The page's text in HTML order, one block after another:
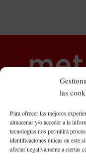
las
Para ofrecer las mejores
almacenar y/o acceder a la
tecnologías nos permitirá
identificaciones únicas en este
afectar negativamente a ciertas